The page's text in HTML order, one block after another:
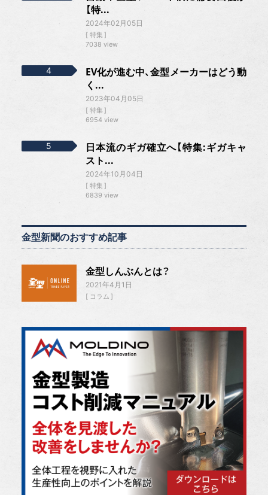
【特...
2024年02月05日
特集
7038 view
EV化が進む中、金型メーカーはどう動
く...
2023年04月05日
特集
6954 view
日本流のギガ確立へ【特集:ギガキャ
スト...
2024年10月04日
特集
6839 view
金型新聞のおすすめ記事
金型しんぶんとは？
2021年4月1日
コラム